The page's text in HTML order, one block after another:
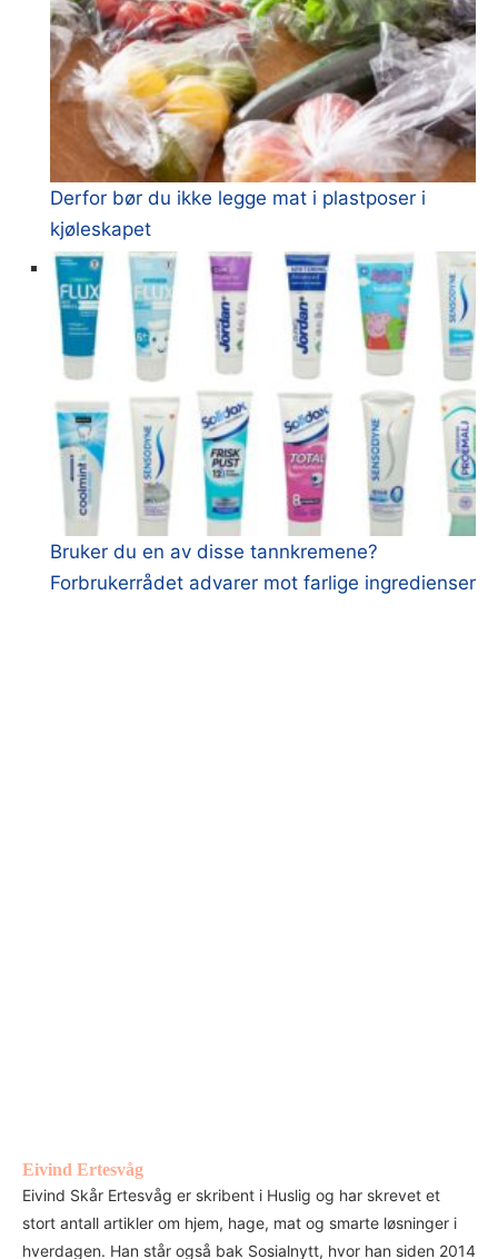
Derfor bør du ikke legge mat i plastposer i
kjøleskapet
Bruker du en av disse tannkremene?
Forbrukerrådet advarer mot farlige ingredienser
Eivind Ertesvåg
Eivind Skår Ertesvåg er skribent i Huslig og har skrevet et
stort antall artikler om hjem, hage, mat og smarte løsninger i
hverdagen. Han står også bak Sosialnytt, hvor han siden 2014